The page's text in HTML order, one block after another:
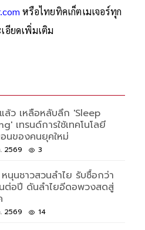
หรือไทยทิคเก็ตเมเจอร์ทุก
อียดเพิ่มเติม
ล้ว เหลือหลับลึก 'Sleep
เทรนด์การใช้เทคโนโลยี
นของคนยุคใหม่
2569 3
หนุนชาวสวนลำไย รับซื้อกว่า
ต่อปี ดันลำไยอีดอพวงสดสู่
2569 14